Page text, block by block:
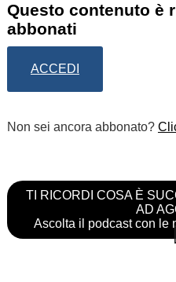
Questo contenuto è
abbonati
ACCEDI
Non sei ancora abbonato?
TI RICORDI COSA È
AD
Ascolta il podcast con le